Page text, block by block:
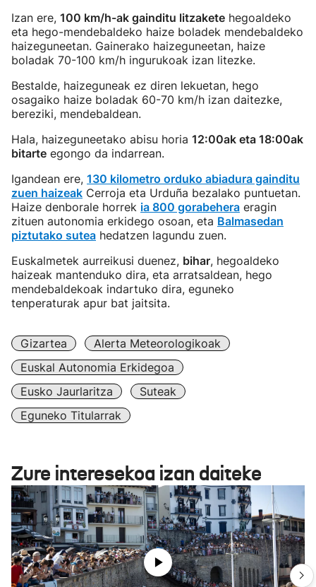
Izan ere, 100 km/h-ak gainditu litzakete hegoaldeko
eta hego-mendebaldeko haize boladek mendebaldeko
haizeguneetan. Gainerako haizeguneetan, haize
boladak 70-100 km/h ingurukoak izan litezke.
Bestalde, haizeguneak ez diren lekuetan, hego
osagaiko haize boladak 60-70 km/h izan daitezke,
bereziki, mendebaldean.
Hala, haizeguneetako abisu horia 12:00ak eta 18:00ak
bitarte egongo da indarrean.
Igandean ere, 130 kilometro orduko abiadura gainditu
zuen haizeak Cerroja eta Urduña bezalako puntuetan.
Haize denborale horrek ia 800 gorabehera eragin
zituen autonomia erkidego osoan, eta Balmasedan
piztutako sutea hedatzen lagundu zuen.
Euskalmetek aurreikusi duenez, bihar, hegoaldeko
haizeak mantenduko dira, eta arratsaldean, hego
mendebaldekoak indartuko dira, eguneko
tenperaturak apur bat jaitsita.
Gizartea
Alerta Meteorologikoak
Euskal Autonomia Erkidegoa
Eusko Jaurlaritza
Suteak
Eguneko Titularrak
Zure interesekoa izan daiteke